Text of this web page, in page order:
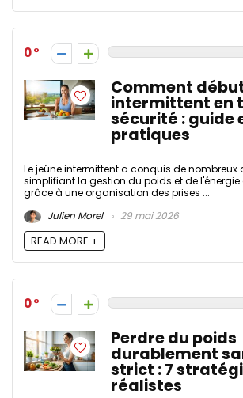
0
Comment
intermittent en
sécurité : guide
pratiques
Le jeûne intermittent a conquis de nombreux
simplifiant la gestion du poids et de
grâce à une organisation des prises ...
Julien Morel
29 mai 2026
READ MORE +
0
Perdre du poids
durablement
strict : 7
réalistes